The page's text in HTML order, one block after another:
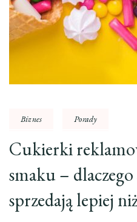
Biznes Porady
Cukierki
smaku –
sprzedają lepiej